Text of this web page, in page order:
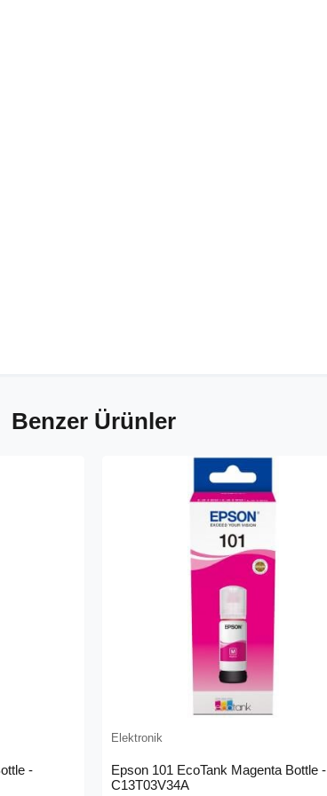
Benzer Ürünler
-
Elektronik
Epson 101 EcoTank Magenta Bottle -
C13T03V34A